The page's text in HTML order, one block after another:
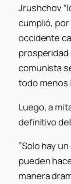
Jrushchov
cumplió,
occidente
comunista
todo menos
Luego, a
definitivo
”Solo hay
pueden
manera